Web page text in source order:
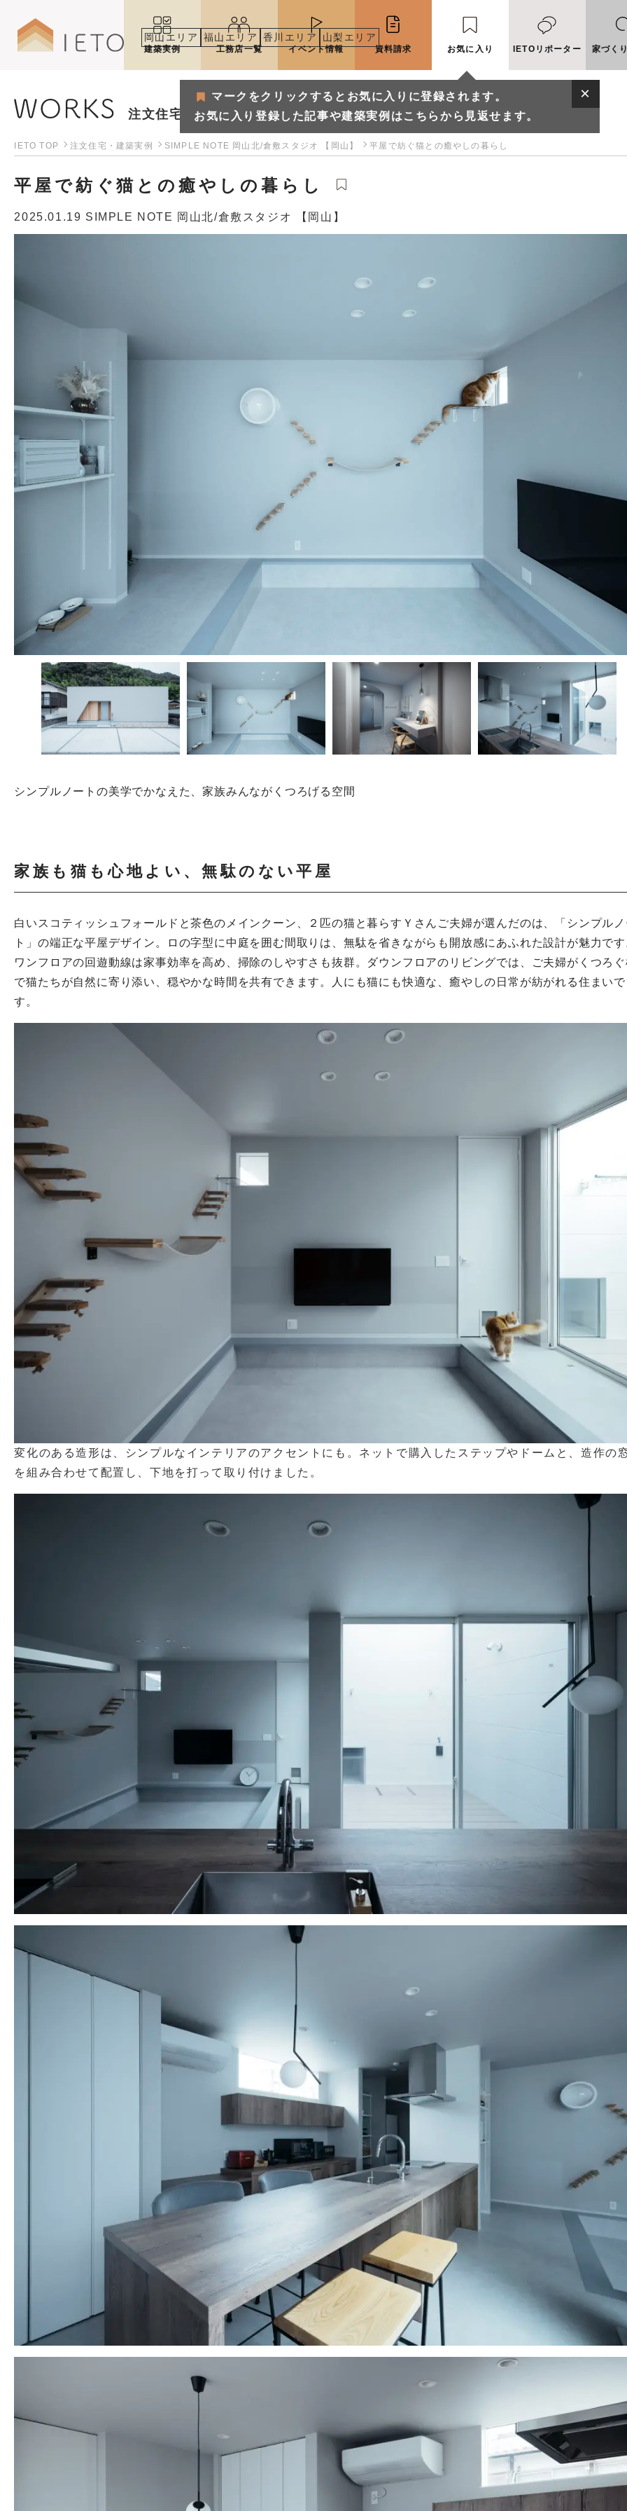
岡山エリア 福山エリア 香川エリア 山梨エリア
マークをクリックするとお気に入りに登録されます。
建築実例 工務店一覧 イベント情報 資料請求 お気に入り
マークをクリックするとお気に入りに登録されます。
お気に入り登録した記事や建築実例はこちらから見返せます。
IETOリポーター 家づく
注文住宅・建築実例
IETO TOP 注文住宅・建築実例 SIMPLE NOTE 岡山北/倉敷スタジオ 【岡山】 平屋で紡ぐ猫との癒やしの暮らし
平屋で紡ぐ猫との癒やしの暮らし
2025.01.19 SIMPLE NOTE 岡山北/倉敷スタジオ 【岡山】
シンプルノートの美学でかなえた、家族みんながくつろげる空間
家族も猫も心地よい、無駄のない平屋
白いスコティッシュフォールドと茶色のメインクーン、２匹の猫と暮らすＹさんご夫婦が選んだのは、「シンプル
ト」の端正な平屋デザイン。ロの字型に中庭を囲む間取りは、無駄を省きながらも開放感にあふれた設計が魅力で
ワンフロアの回遊動線は家事効率を高め、掃除のしやすさも抜群。ダウンフロアのリビングでは、ご夫婦がくつろ
で猫たちが自然に寄り添い、穏やかな時間を共有できます。人にも猫にも快適な、癒やしの日常が紡がれる住まいで
す。
変化のある造形は、シンプルなインテリアのアクセントにも。ネットで購入したステップやドームと、造作の
を組み合わせて配置し、下地を打って取り付けました。